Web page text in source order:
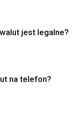
jest legalne?
na telefon?